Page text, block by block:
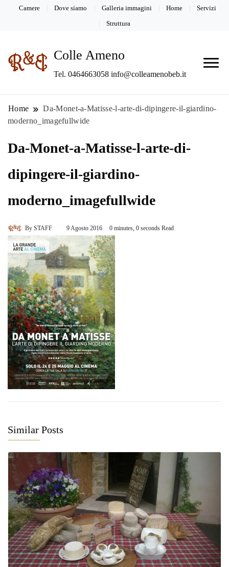
Camere Dove siamo Galleria immagini Home Servizi
Struttura
Colle Ameno
Tel. 0464663058 info@colleamenobeb.it
Home
Da-Monet-a-Matisse-l-arte-di-dipingere-il-giardino-
moderno_imagefullwide
Da-Monet-a-Matisse-l-arte-di-
dipingere-il-giardino-
moderno_imagefullwide
By STAFF 9 Agosto 2016 0 minutes, 0 seconds Read
Similar Posts